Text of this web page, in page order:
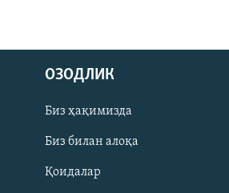
ОЗОДЛИК
Биз ҳақимизда
Биз билан алоқа
Қоидалар